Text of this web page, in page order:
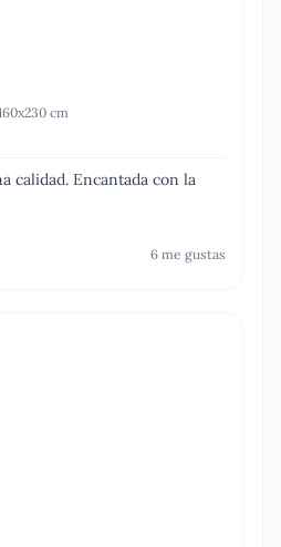
cm
calidad. Encantada con la
6 me gustas